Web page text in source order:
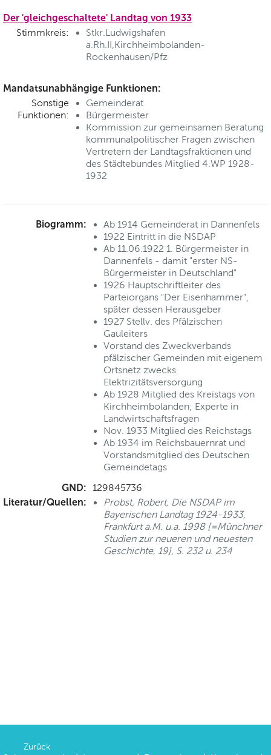
Der 'gleichgeschaltete' Landtag von 1933
Stimmkreis:
Stkr.Ludwigshafen
a.Rh.II,Kirchheimbolanden-
Rockenhausen/Pfz
Mandatsunabhängige Funktionen:
Sonstige
Funktionen:
Gemeinderat
Bürgermeister
Kommission zur gemeinsamen Beratung
kommunalpolitischer Fragen zwischen
Vertretern der Landtagsfraktionen und
des Städtebundes Mitglied 4.WP 1928-
1932
Biogramm:
Ab 1914 Gemeinderat in Dannenfels
1922 Eintritt in die NSDAP
Ab 11.06.1922 1. Bürgermeister in
Dannenfels - damit "erster NS-
Bürgermeister in Deutschland"
1926 Hauptschriftleiter des
Parteiorgans "Der Eisenhammer",
später dessen Herausgeber
1927 Stellv. des Pfälzischen
Gauleiters
Vorstand des Zweckverbands
pfälzischer Gemeinden mit eigenem
Ortsnetz zwecks
Elektrizitätsversorgung
Ab 1928 Mitglied des Kreistags von
Kirchheimbolanden; Experte in
Landwirtschaftsfragen
Nov. 1933 Mitglied des Reichstags
Ab 1934 im Reichsbauernrat und
Vorstandsmitglied des Deutschen
Gemeindetags
GND: 129845736
Literatur/Quellen:
Probst, Robert, Die NSDAP im
Bayerischen Landtag 1924-1933,
Frankfurt a.M. u.a. 1998 [=Münchner
Studien zur neueren und neuesten
Geschichte, 19], S. 232 u. 234
Zurück